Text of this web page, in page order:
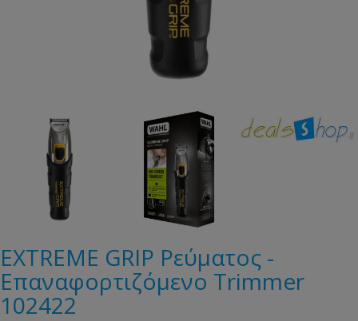
EXTREME GRIP Ρεύματος -
Επαναφορτιζόμενο Trimmer
102422